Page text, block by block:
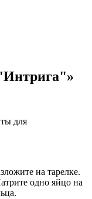
для
на тарелке.
одно яйцо на